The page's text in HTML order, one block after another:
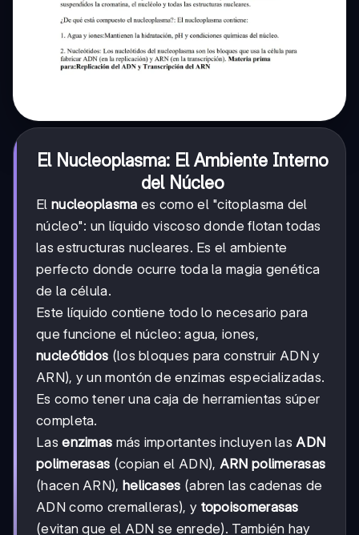
El Nucleoplasma: El Ambiente Interno
del Núcleo
El nucleoplasma es como el "citoplasma del
núcleo": un líquido viscoso donde flotan todas
las estructuras nucleares. Es el ambiente
perfecto donde ocurre toda la magia genética
de la célula.
Este líquido contiene todo lo necesario para
que funcione el núcleo: agua, iones,
nucleótidos (los bloques para construir ADN y
ARN), y un montón de enzimas especializadas.
Es como tener una caja de herramientas súper
completa.
Lasenzimas más importantes incluyen las ADN
polimerasas (copian el ADN), ARN polimerasas
(hacen ARN), helicases (abren las cadenas de
ADN como cremalleras), y topoisomerasas
(evitan que el ADN se enrede). También hay